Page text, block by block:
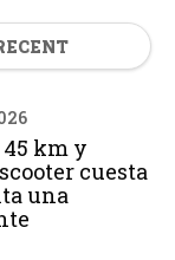
45 km y
cuesta
una